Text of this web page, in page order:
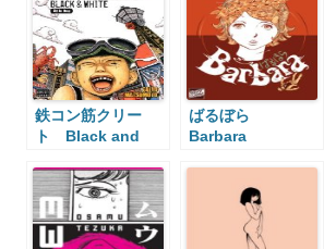
鉄コン筋クリー
ト Black and
ばるぼら
Barbara